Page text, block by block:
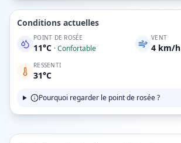
Conditions actuelles
POINT DE ROSÉE
11°C ·Confortable
VENT
4 km/h
RESSENTI
31°C
Pourquoi regarder le point de rosée ?